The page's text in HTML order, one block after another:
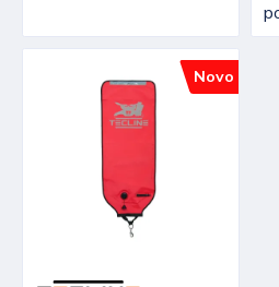
Novo